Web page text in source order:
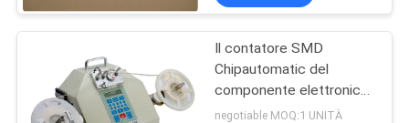
GIRO
FABBRICA
Trasportatore del
PWB
34
Il contatore SMD
Chipautomatic del
componente elettronico
di doppio controllo parte
negotiable MOQ:1 UNITÀ